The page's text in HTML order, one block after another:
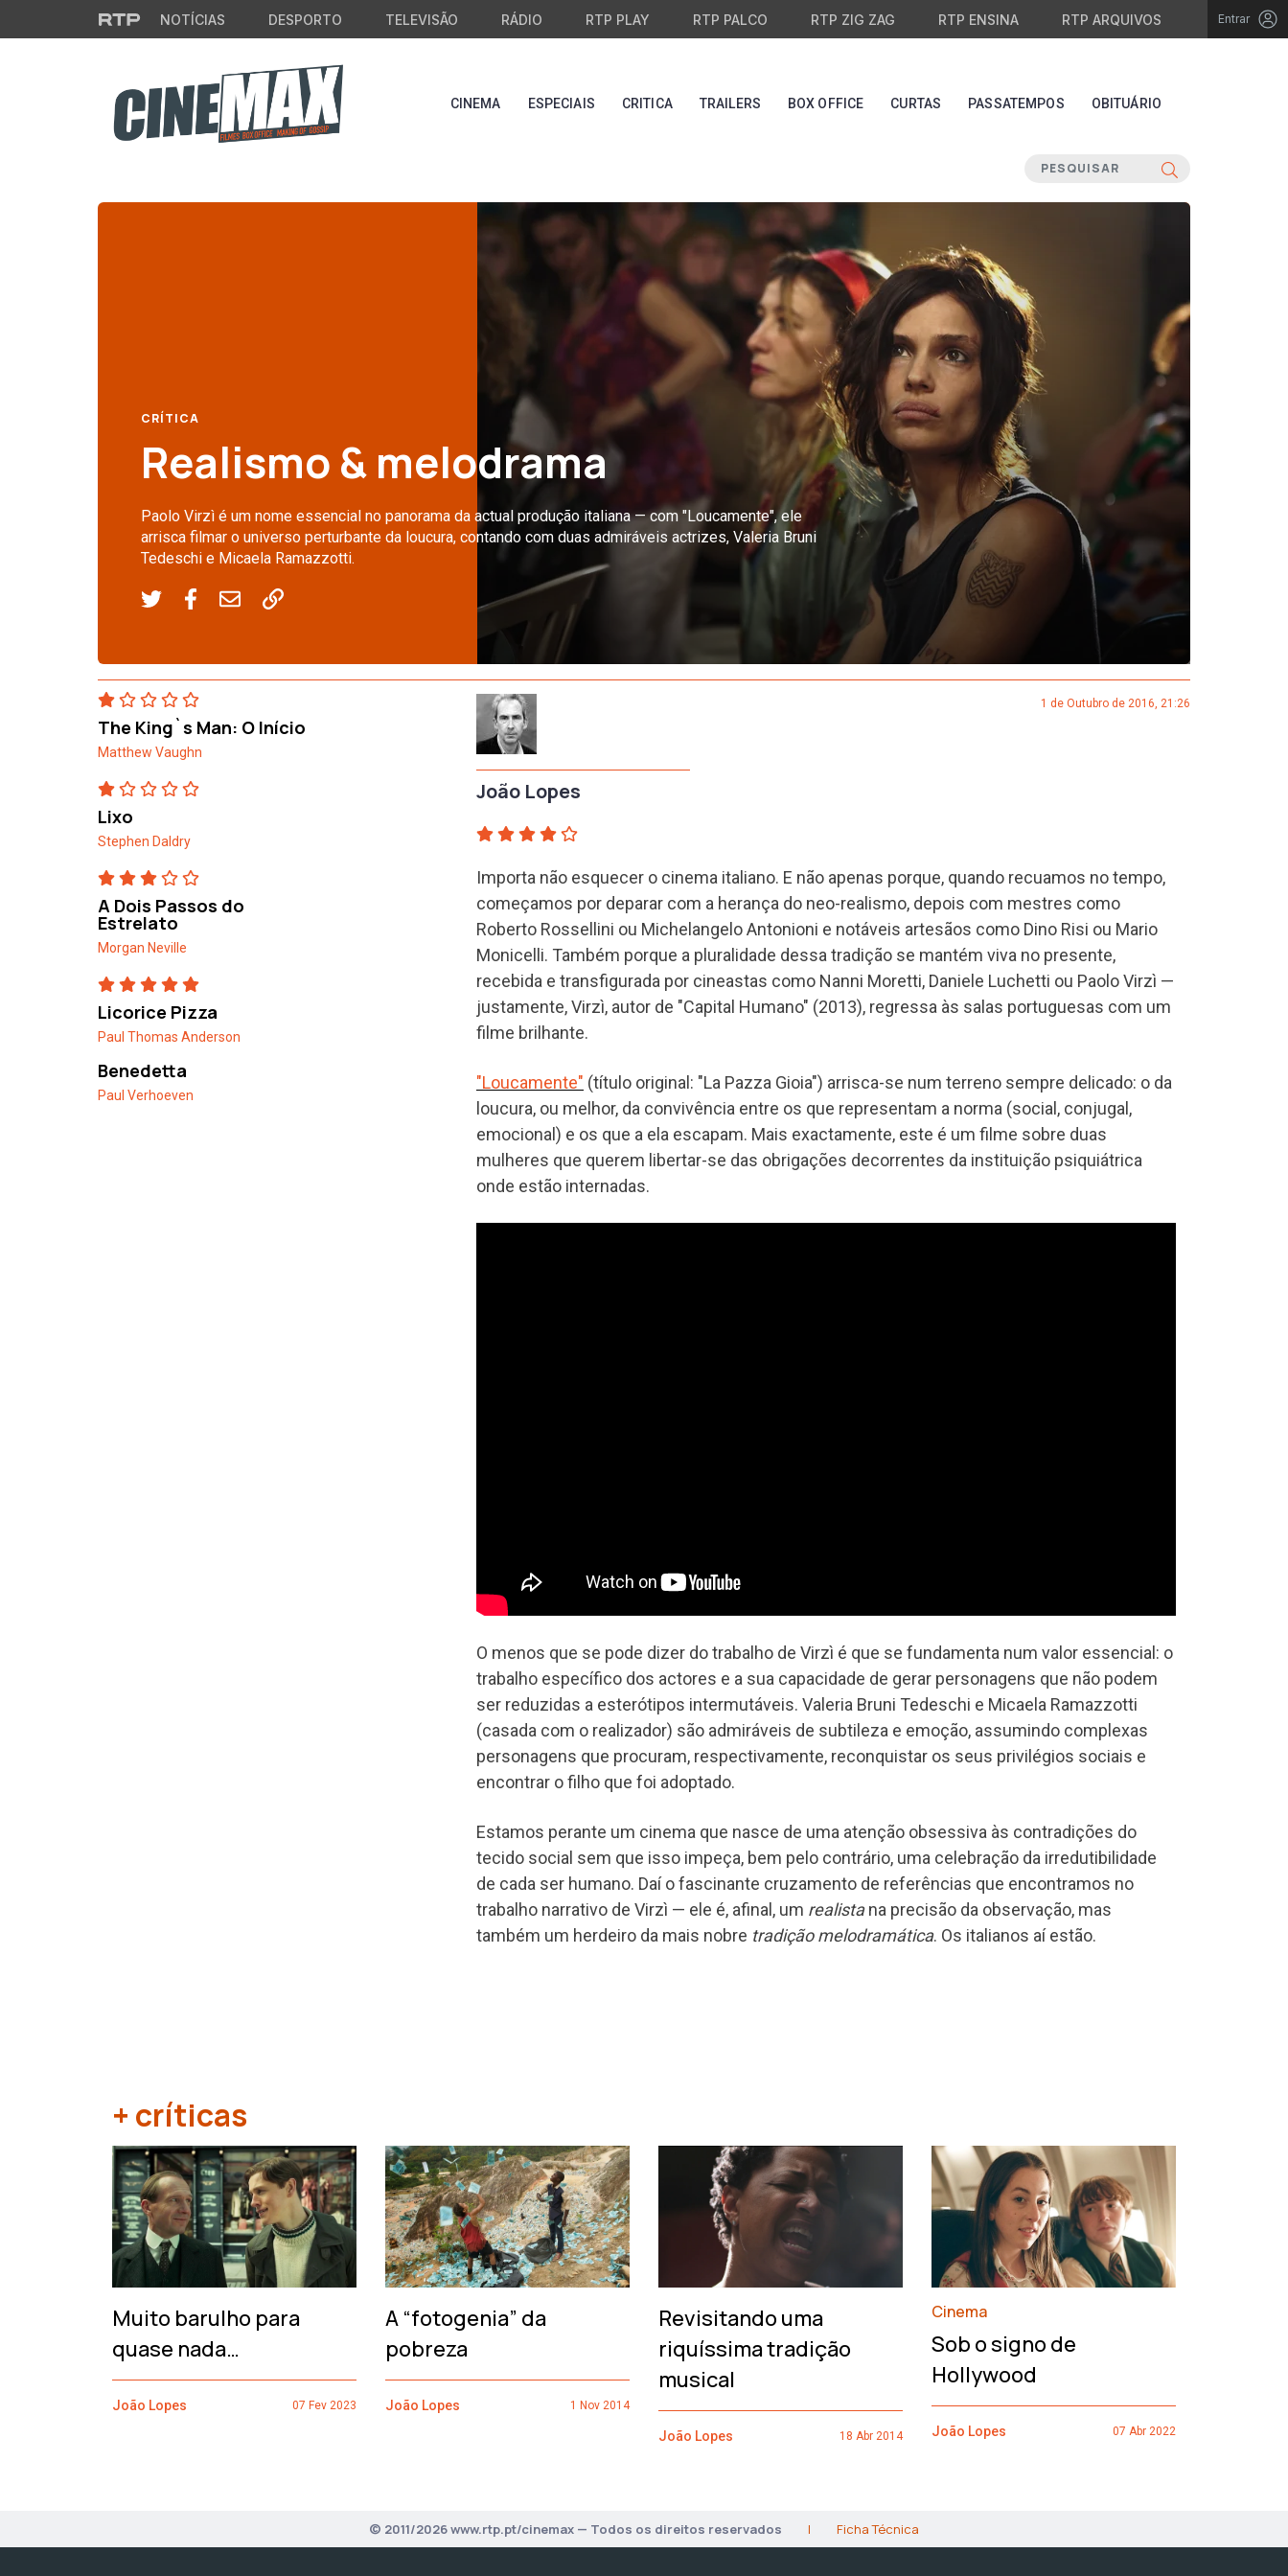
Saltar para o conteúdo principal
NOTÍCIAS DESPORTO TELEVISÃO RÁDIO RTP PLAY RTP PALCO RTP ZIG ZAG RTP ENSINA RTP ARQUIVOS Entrar
CINEMA ESPECIAIS CRITICA TRAILERS BOX OFFICE CURTAS PASSATEMPOS OBITUÁRIO
CRÍTICA
Realismo & melodrama
Paolo Virzì é um nome essencial no panorama da actual produção italiana — com "Loucamente", ele
arrisca filmar o universo perturbante da loucura, contando com duas admiráveis actrizes, Valeria Bruni
Tedeschi e Micaela Ramazzotti.
The King`s Man: O Início
Matthew Vaughn
Lixo
Stephen Daldry
A Dois Passos do
Estrelato
Morgan Neville
Licorice Pizza
Paul Thomas Anderson
Benedetta
Paul Verhoeven
João Lopes
1 de Outubro de 2016, 21:26
Importa não esquecer o cinema italiano. E não apenas porque, quando recuamos no tempo,
começamos por deparar com a herança do neo-realismo, depois com mestres como
Roberto Rossellini ou Michelangelo Antonioni e notáveis artesãos como Dino Risi ou Mario
Monicelli. Também porque a pluralidade dessa tradição se mantém viva no presente,
recebida e transfigurada por cineastas como Nanni Moretti, Daniele Luchetti ou Paolo Virzì —
justamente, Virzì, autor de "Capital Humano" (2013), regressa às salas portuguesas com um
filme brilhante.
"Loucamente" (título original: "La Pazza Gioia") arrisca-se num terreno sempre delicado: o da
loucura, ou melhor, da convivência entre os que representam a norma (social, conjugal,
emocional) e os que a ela escapam. Mais exactamente, este é um filme sobre duas
mulheres que querem libertar-se das obrigações decorrentes da instituição psiquiátrica
onde estão internadas.
O menos que se pode dizer do trabalho de Virzì é que se fundamenta num valor essencial: o
trabalho específico dos actores e a sua capacidade de gerar personagens que não podem
ser reduzidas a esterótipos intermutáveis. Valeria Bruni Tedeschi e Micaela Ramazzotti
(casada com o realizador) são admiráveis de subtileza e emoção, assumindo complexas
personagens que procuram, respectivamente, reconquistar os seus privilégios sociais e
encontrar o filho que foi adoptado.
Estamos perante um cinema que nasce de uma atenção obsessiva às contradições do
tecido social sem que isso impeça, bem pelo contrário, uma celebração da irredutibilidade
de cada ser humano. Daí o fascinante cruzamento de referências que encontramos no
trabalho narrativo de Virzì — ele é, afinal, um realistana precisão da observação, mas
também um herdeiro da mais nobre tradição melodramática. Os italianos aí estão.
+ críticas
Muito barulho para
quase nada…
João Lopes 07 Fev 2023
A “fotogenia” da
pobreza
João Lopes 1 Nov 2014
Revisitando uma
riquíssima tradição
musical
João Lopes 18 Abr 2014
Cinema
Sob o signo de
Hollywood
João Lopes 07 Abr 2022
‹
© 2011/2026 www.rtp.pt/cinemax — Todos os direitos reservados | Ficha Técnica